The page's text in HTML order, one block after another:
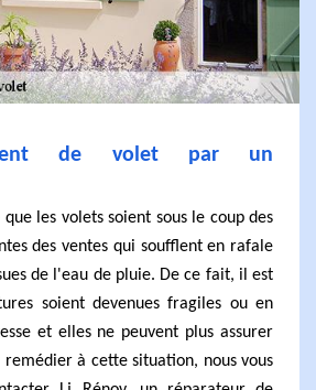
de volet par un
que les volets soient sous le coup des
des ventes qui soufflent en rafale
de l'eau de pluie. De ce fait, il est
soient devenues fragiles ou en
et elles ne peuvent plus assurer
remédier à cette situation, nous vous